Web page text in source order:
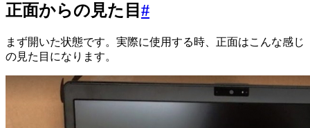
正面からの見た目 #
まず開いた状態です。実際に使用する時、正面はこんな感じ
の見た目になります。